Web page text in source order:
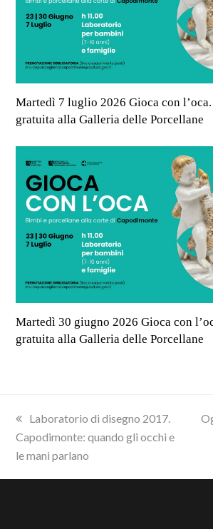
Martedì 7 luglio 2026 Gioca con
gratuita alla Galleria delle Porcellane
Martedì 30 giugno 2026 Gioca con
gratuita alla Galleria delle Porcellane
previous
post:
Laboratorio di disegno 2017.
Capodimonte: quando gli occhi e
le mani parlano